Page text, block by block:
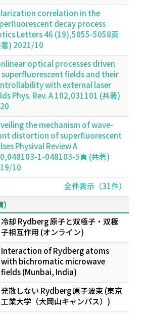
correlation in the
decay process
Letters 46 (19),5055-5058頁
著) 2021/10
optical processes driven
superfluorescent fields and their
with external laser
Phys. Rev. A 102,031101 (共著)
the mechanism of wave-
distortion of superfluorescent
Physival Review A
1-048103-5頁 (共著)
10
全件表示（31件）
冷却 Rydberg 原子と双極子・双極
子相互作用 (オンライン)
Interaction of Rydberg atoms
with bichromatic microwave
fields (Munbai, India)
発散しない Rydberg 原子波束 (東京
工業大学（大岡山キャンパス）)